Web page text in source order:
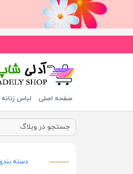
صفحه اصلی لباس زنانه
دسته